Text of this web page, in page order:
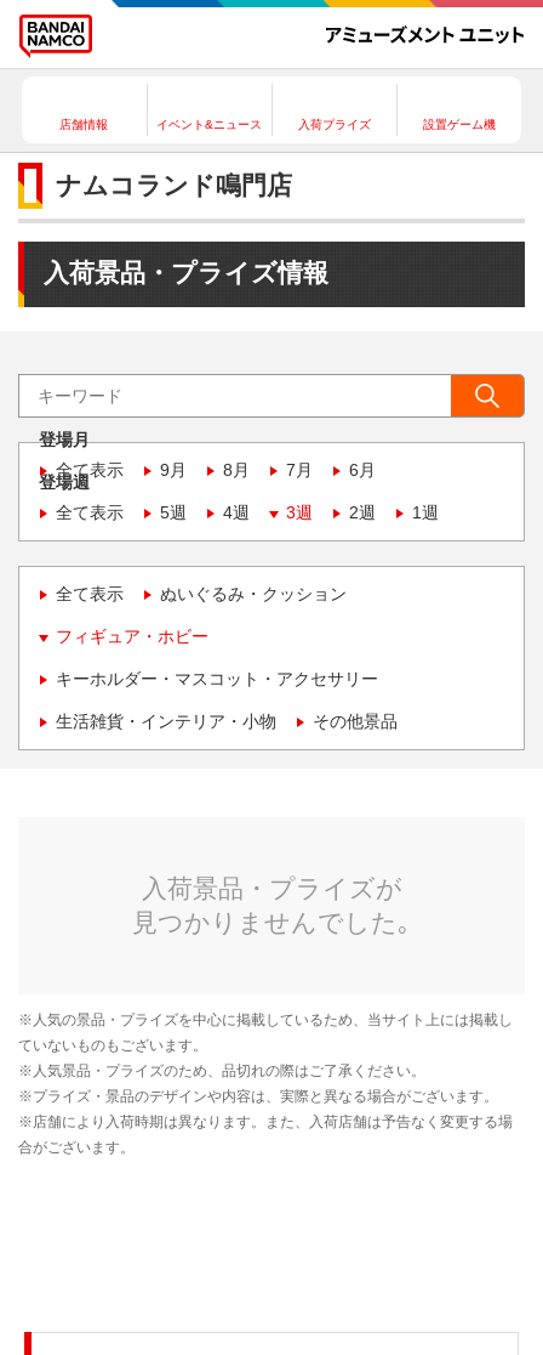
店舗情報 イベント&ニュース 入荷プライズ 設置ゲーム機
ナムコランド鳴門店
入荷景品・プライズ情報
登場月
全て表示
9月 8月 7月 6月
登場週
全て表示
5週 4週 3週 2週 1週
全て表示 ぬいぐるみ・クッション
フィギュア・ホビー
キーホルダー・マスコット・アクセサリー
生活雑貨・インテリア・小物 その他景品